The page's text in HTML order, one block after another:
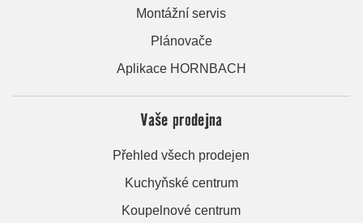
Montážní servis
Plánovače
Aplikace HORNBACH
Vaše prodejna
Přehled všech prodejen
Kuchyňské centrum
Koupelnové centrum